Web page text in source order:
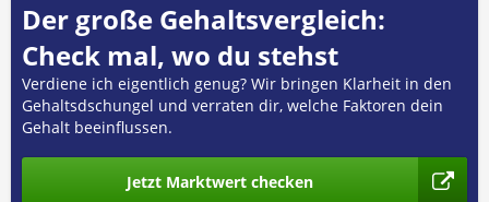
Der große Gehaltsvergleich:
Check mal, wo du stehst
Verdiene ich eigentlich genug? Wir bringen Klarheit in den
Gehaltsdschungel und verraten dir, welche Faktoren dein
Gehalt beeinflussen.
Jetzt Marktwert checken